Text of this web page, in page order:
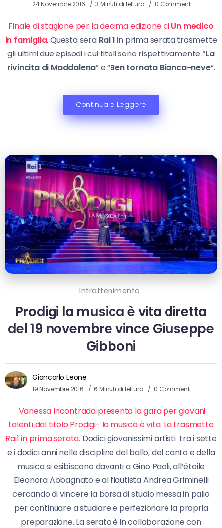
24 Novembre 2016 3 Minuti di lettura 0 Commenti
Finale di stagione per la decima edizione diUn medico
in famiglia. Questa sera Rai 1in prima serata trasmette
gli ultimi due episodi i cui titoli sono rispettivamente “La
rivincita di Maddalena” e “Ben tornata Bianca-neve“.
Continua a Leggere
Intrattenimento
Prodigi la musica è vita diretta
del 19 novembre vince Giuseppe
Gibboni
Giancarlo Leone
19 Novembre 2016 6 Minuti di lettura 0 Commenti
Vanessa Incontrada presenta la gara per giovani
talenti dal titolo Prodigi- la musica è vita. La trasmette
Rai1 in prima serata. Dodici giovanissimi artisti tra i sette
e i dodici anni nelle discipline del ballo, del canto e della
musica si esibiscono davanti a Gino Paoli, all’étoile
Eleonora Abbagnato e al flautista Andrea Griminelli
cercando di vincere la borsa di studio messa in palio
per continuare a studiare e perfezionare la propria
preparazione. La serata è in collaborazione con